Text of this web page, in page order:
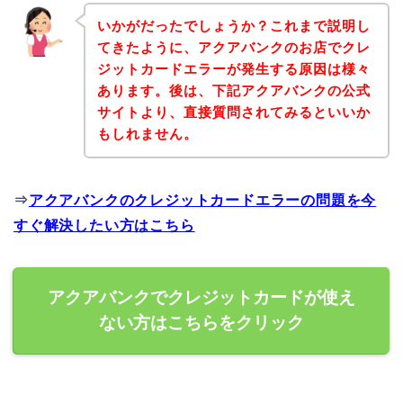
いかがだったでしょうか？これまで説明し
てきたように、アクアバンクのお店でクレ
ジットカードエラーが発生する原因は様々
あります。後は、下記アクアバンクの公式
サイトより、直接質問されてみるといいか
もしれません。
⇒アクアバンクのクレジットカードエラーの問題を今
すぐ解決したい方はこちら
アクアバンクでクレジットカードが使え
ない方はこちらをクリック